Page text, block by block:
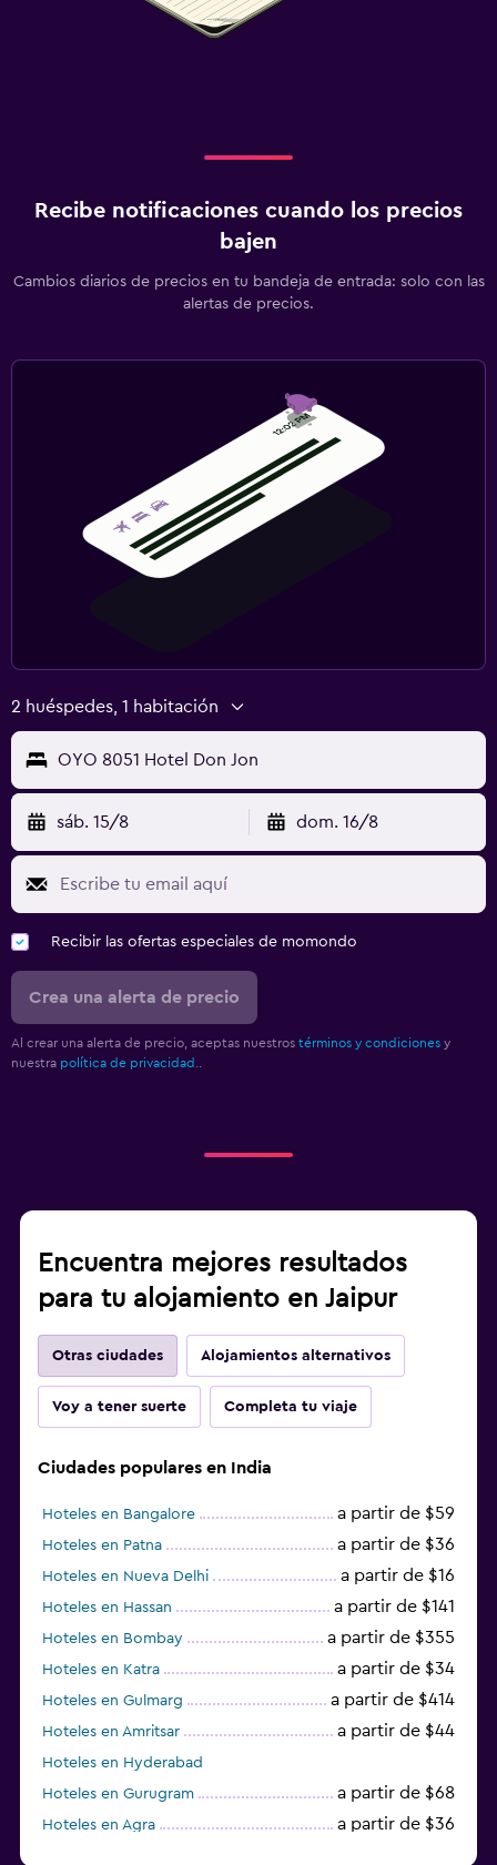
Recibe notificaciones cuando los precios
bajen
Cambios diarios de precios en tu bandeja de entrada: solo con las
alertas de precios.
2 huéspedes, 1 habitación
OYO 8051 Hotel Don Jon
sáb. 15/8 dom. 16/8
Recibir las ofertas especiales de momondo
Crea una alerta de precio
Al crear una alerta de precio, aceptas nuestros términos y condiciones y
nuestra política de privacidad.
Encuentra mejores resultados
para tu alojamiento en Jaipur
Otras ciudades Alojamientos alternativos
Voy a tener suerte Completa tu viaje
Ciudades populares en India
Hoteles en Bangalore a partir de $59
Hoteles en Patna a partir de $36
Hoteles en Nueva Delhi a partir de $16
Hoteles en Hassan a partir de $141
Hoteles en Bombay a partir de $355
Hoteles en Katra a partir de $34
Hoteles en Gulmarg a partir de $414
Hoteles en Amritsar a partir de $44
Hoteles en Hyderabad
Hoteles en Gurugram
a partir de $68
Hoteles en Agra a partir de $36